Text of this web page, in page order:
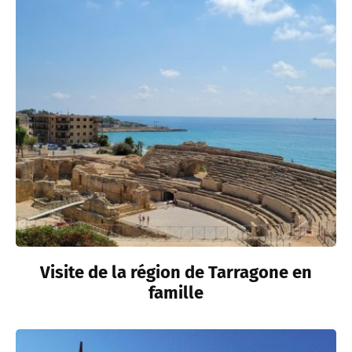
Visite de la région de Tarragone en
famille